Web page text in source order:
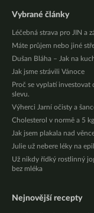
Vybrané články
Léčebná strava pro JIN a
Máte průjem nebo jiné
Dušan Bláha – Jak na
Jak jsme strávili Vánoce
Proč se vyplatí investovat
slevu.
Výherci Jarní očisty a
Cholesterol v normě a 5
Jak jsem plakala nad
Julie už nebere léky na
Už nikdy řídký rostlinný
bez mléka
Nejnovější recepty